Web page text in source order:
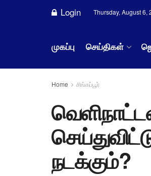
Login Thursday, August 6,
முகப்பு செய்திகள்
Home சிங்கப்பூர்
நடக்கும்?